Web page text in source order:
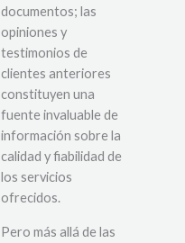
documentos; las
opiniones y
testimonios de
clientes anteriores
constituyen una
fuente invaluable de
información sobre la
calidad y fiabilidad de
los servicios
ofrecidos.
Pero más allá de las